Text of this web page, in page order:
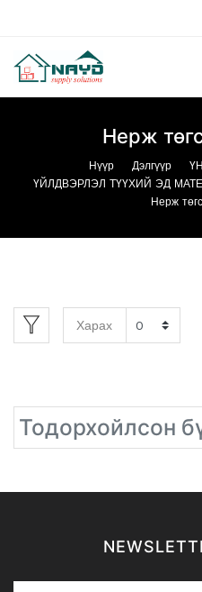
Нерж
Нүүр Дэлгүүр
ҮЙЛДВЭРЛЭЛ ТҮҮХИЙ ЭД
Нерж
Харах
Тодорхойлсон